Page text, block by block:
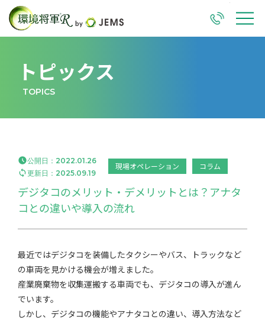
トピックス
TOPICS
公開日： 2022.01.26
更新日： 2025.09.19
現場オペレーション コラム
デジタコのメリット・デメリットとは？アナタ
コとの違いや導入の流れ
最近ではデジタコを装備したタクシーやバス、トラックなど
の車両を見かける機会が増えました。
産業廃棄物を収集運搬する車両でも、デジタコの導入が進ん
でいます。
しかし、デジタコの機能やアナタコとの違い、導入方法など